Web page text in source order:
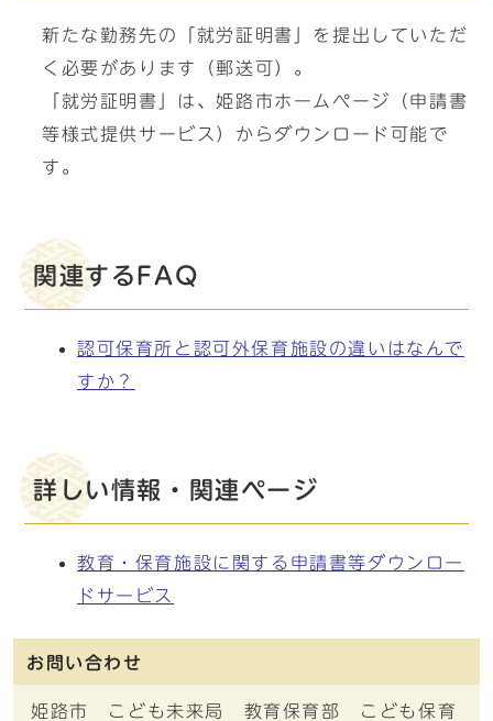
新たな勤務先の「就労証明書」を提出していただ
く必要があります（郵送可）。
「就労証明書」は、姫路市ホームページ（申請書
等様式提供サービス）からダウンロード可能で
す。
関連するFAQ
認可保育所と認可外保育施設の違いはなんで
すか？
詳しい情報・関連ページ
教育・保育施設に関する申請書等ダウンロー
ドサービス
お問い合わせ
姫路市 こども未来局 教育保育部 こども保育